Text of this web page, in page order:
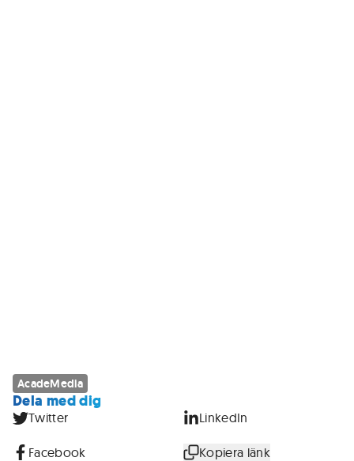
AcadeMedia
Dela med dig
Twitter LinkedIn
Facebook Kopiera länk